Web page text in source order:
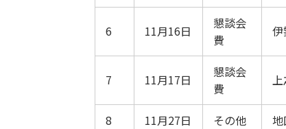
6 11月16日
懇談会
費
7 11月17日
懇談会
費
8
11月27日 その他